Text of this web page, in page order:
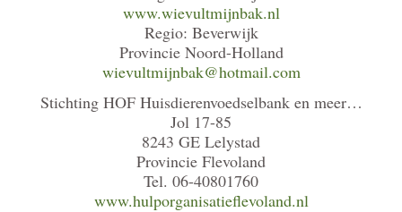
www.wievultmijnbak.nl
Regio: Beverwijk
Provincie Noord-Holland
wievultmijnbak@hotmail.com
Stichting HOF Huisdierenvoedselbank en meer…
Jol 17-85
8243 GE Lelystad
Provincie Flevoland
Tel. 06-40801760
www.hulporganisatieflevoland.nl